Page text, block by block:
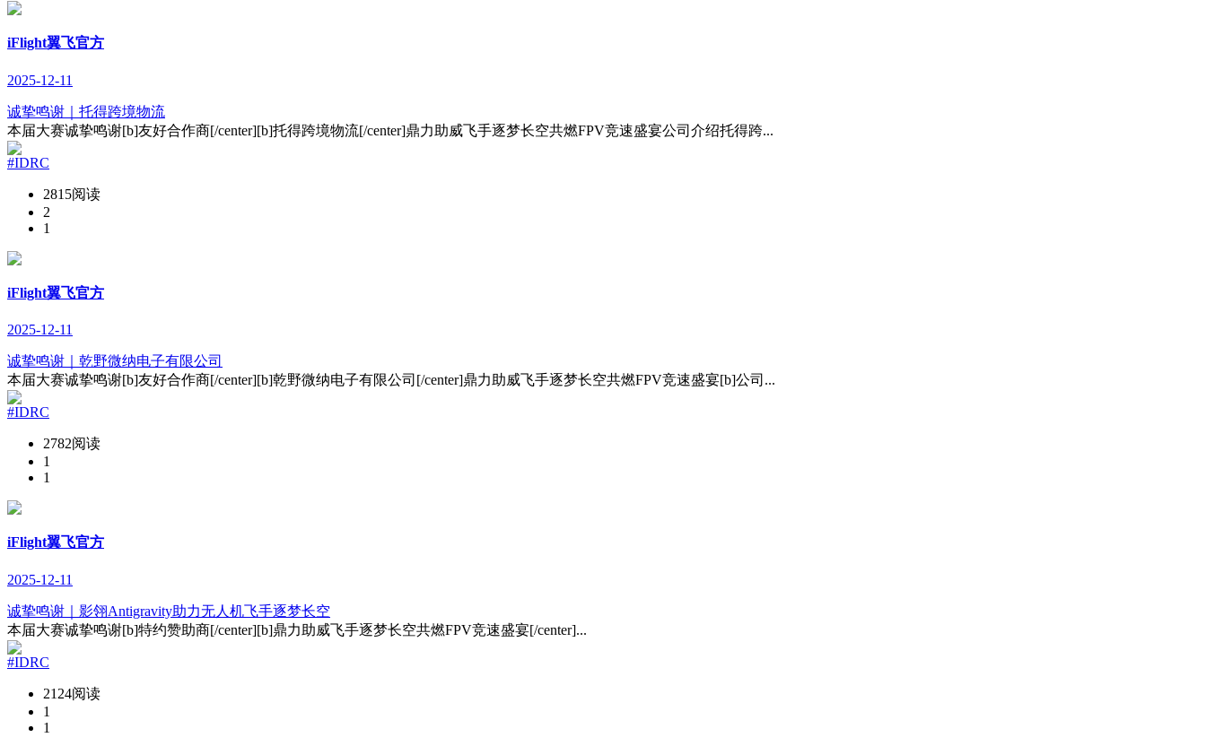
iFlight翼飞官方
2025-12-11
诚挚鸣谢｜托得跨境物流
本届大赛诚挚鸣谢[b]友好合作商[/center][b]托得跨境物流[/center]鼎力助威飞手逐梦长空共燃FPV竞速盛宴公司介绍托得跨...
#IDRC
2815阅读
2
1
iFlight翼飞官方
2025-12-11
诚挚鸣谢｜乾野微纳电子有限公司
本届大赛诚挚鸣谢[b]友好合作商[/center][b]乾野微纳电子有限公司[/center]鼎力助威飞手逐梦长空共燃FPV竞速盛宴[b]公司...
#IDRC
2782阅读
1
1
iFlight翼飞官方
2025-12-11
诚挚鸣谢｜影翎Antigravity助力无人机飞手逐梦长空
本届大赛诚挚鸣谢[b]特约赞助商[/center][b]鼎力助威飞手逐梦长空共燃FPV竞速盛宴[/center]...
#IDRC
2124阅读
1
1